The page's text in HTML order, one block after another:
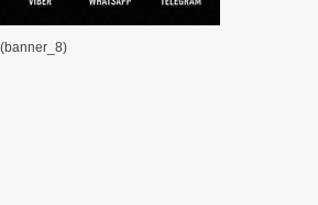
(banner_8)